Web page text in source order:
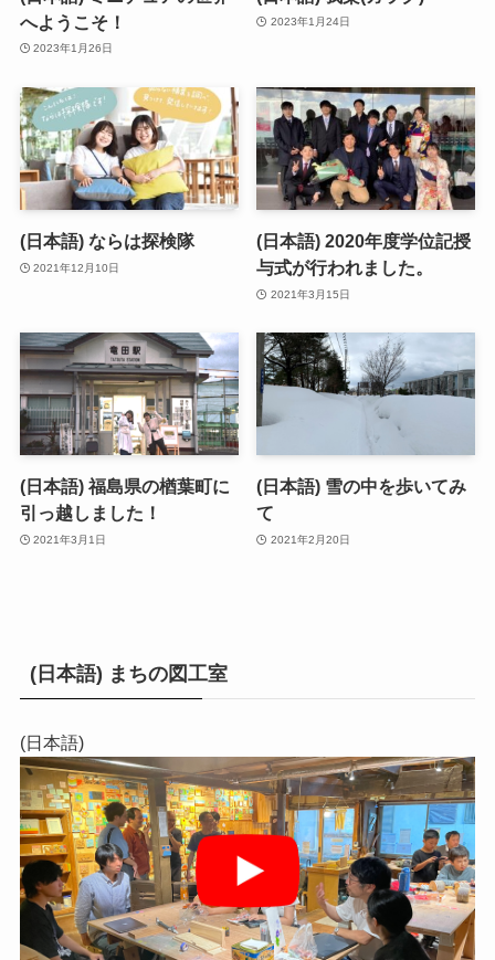
へようこそ！
2023年1月26日
2023年1月24日
(日本語) ならは探検隊
2021年12月10日
(日本語) 2020年度学位記授
与式が行われました。
2021年3月15日
(日本語) 福島県の楢葉町に
引っ越しました！
2021年3月1日
(日本語) 雪の中を歩いてみ
て
2021年2月20日
(日本語) まちの図工室
(日本語)